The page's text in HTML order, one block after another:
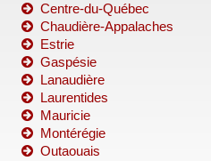
Centre-du-Québec
Chaudière-Appalaches
Estrie
Gaspésie
Lanaudière
Laurentides
Mauricie
Montérégie
Outaouais